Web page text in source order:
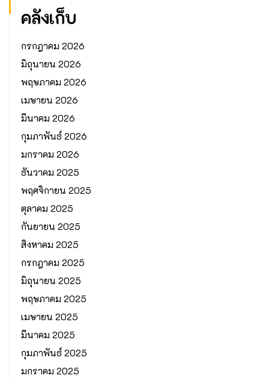
คลังเก็บ
กรกฎาคม 2026
มิถุนายน 2026
พฤษภาคม 2026
เมษายน 2026
มีนาคม 2026
กุมภาพันธ์ 2026
มกราคม 2026
ธันวาคม 2025
พฤศจิกายน 2025
ตุลาคม 2025
กันยายน 2025
สิงหาคม 2025
กรกฎาคม 2025
มิถุนายน 2025
พฤษภาคม 2025
เมษายน 2025
มีนาคม 2025
กุมภาพันธ์ 2025
มกราคม 2025